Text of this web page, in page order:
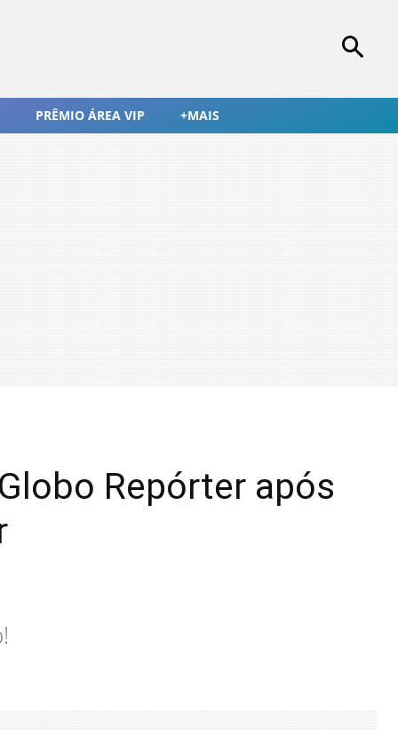
PRÊMIO ÁREA VIP +MAIS
Repórter após